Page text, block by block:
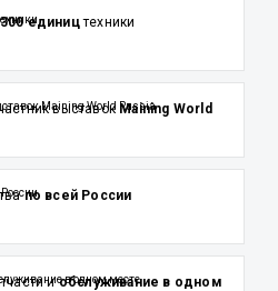
едиництехники
выставок Maining World
по всей России
иобслуживание в одном